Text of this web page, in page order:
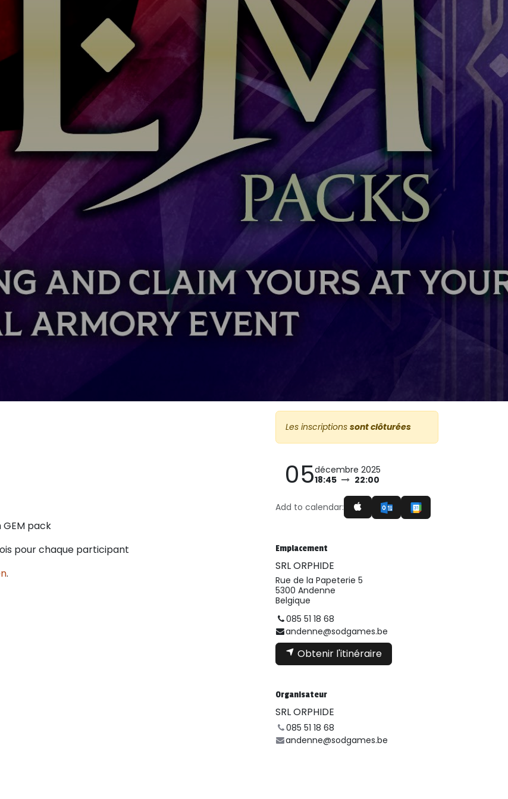
pack
pour chaque participant
.
Les inscriptions sont clôturées
05décembre 2025
18:45
22:00
Add to calendar:
Emplacement
SRL ORPHIDE
Rue de la Papeterie 5
5300 Andenne
Belgique
085 51 18 68
andenne@sodgames.be
Obtenir l'itinéraire
Organisateur
SRL ORPHIDE
085 51 18 68
andenne@sodgames.be